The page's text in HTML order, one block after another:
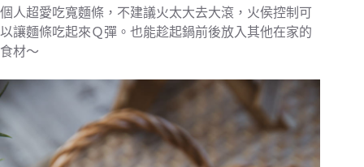
個人超愛吃寬麵條，不建議火太大去大滾，火侯控制可
以讓麵條吃起來Ｑ彈。也能趁起鍋前後放入其他在家的
食材～